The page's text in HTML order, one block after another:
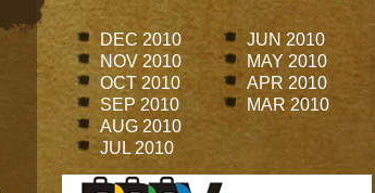
DEC 2010
NOV 2010
OCT 2010
SEP 2010
AUG 2010
JUL 2010
JUN 2010
MAY 2010
APR 2010
MAR 2010